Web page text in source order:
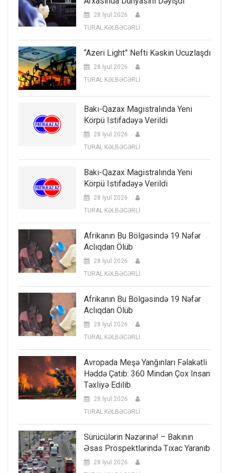
28 İyul 2026
TURAL KƏLBƏCƏRLİ
“Azeri Light” Nefti Kəskin Ucuzlaşdı
28 İyul 2026
TURAL KƏLBƏCƏRLİ
Bakı-Qazax Magistralında Yeni
Körpü Istifadəyə Verildi
28 İyul 2026
TURAL KƏLBƏCƏRLİ
Bakı-Qazax Magistralında Yeni
Körpü Istifadəyə Verildi
28 İyul 2026
TURAL KƏLBƏCƏRLİ
Afrikanın Bu Bölgəsində 19 Nəfər
Aclıqdan Ölüb
28 İyul 2026
TURAL KƏLBƏCƏRLİ
Afrikanın Bu Bölgəsində 19 Nəfər
Aclıqdan Ölüb
28 İyul 2026
TURAL KƏLBƏCƏRLİ
Avropada Meşə Yanğınları Fəlakətli
Həddə Çatıb: 360 Mindən Çox Insan
Təxliyə Edilib
28 İyul 2026
TURAL KƏLBƏCƏRLİ
Sürücülərin Nəzərinə! – Bakının
Əsas Prospektlərində Tıxac Yaranıb
28 İyul 2026